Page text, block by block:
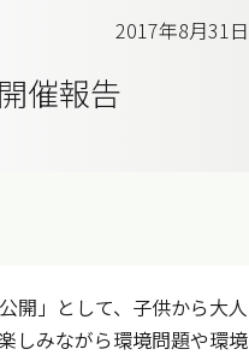
2017年8月31日
催報告
開」として、子供から大人
しみながら環境問題や環境